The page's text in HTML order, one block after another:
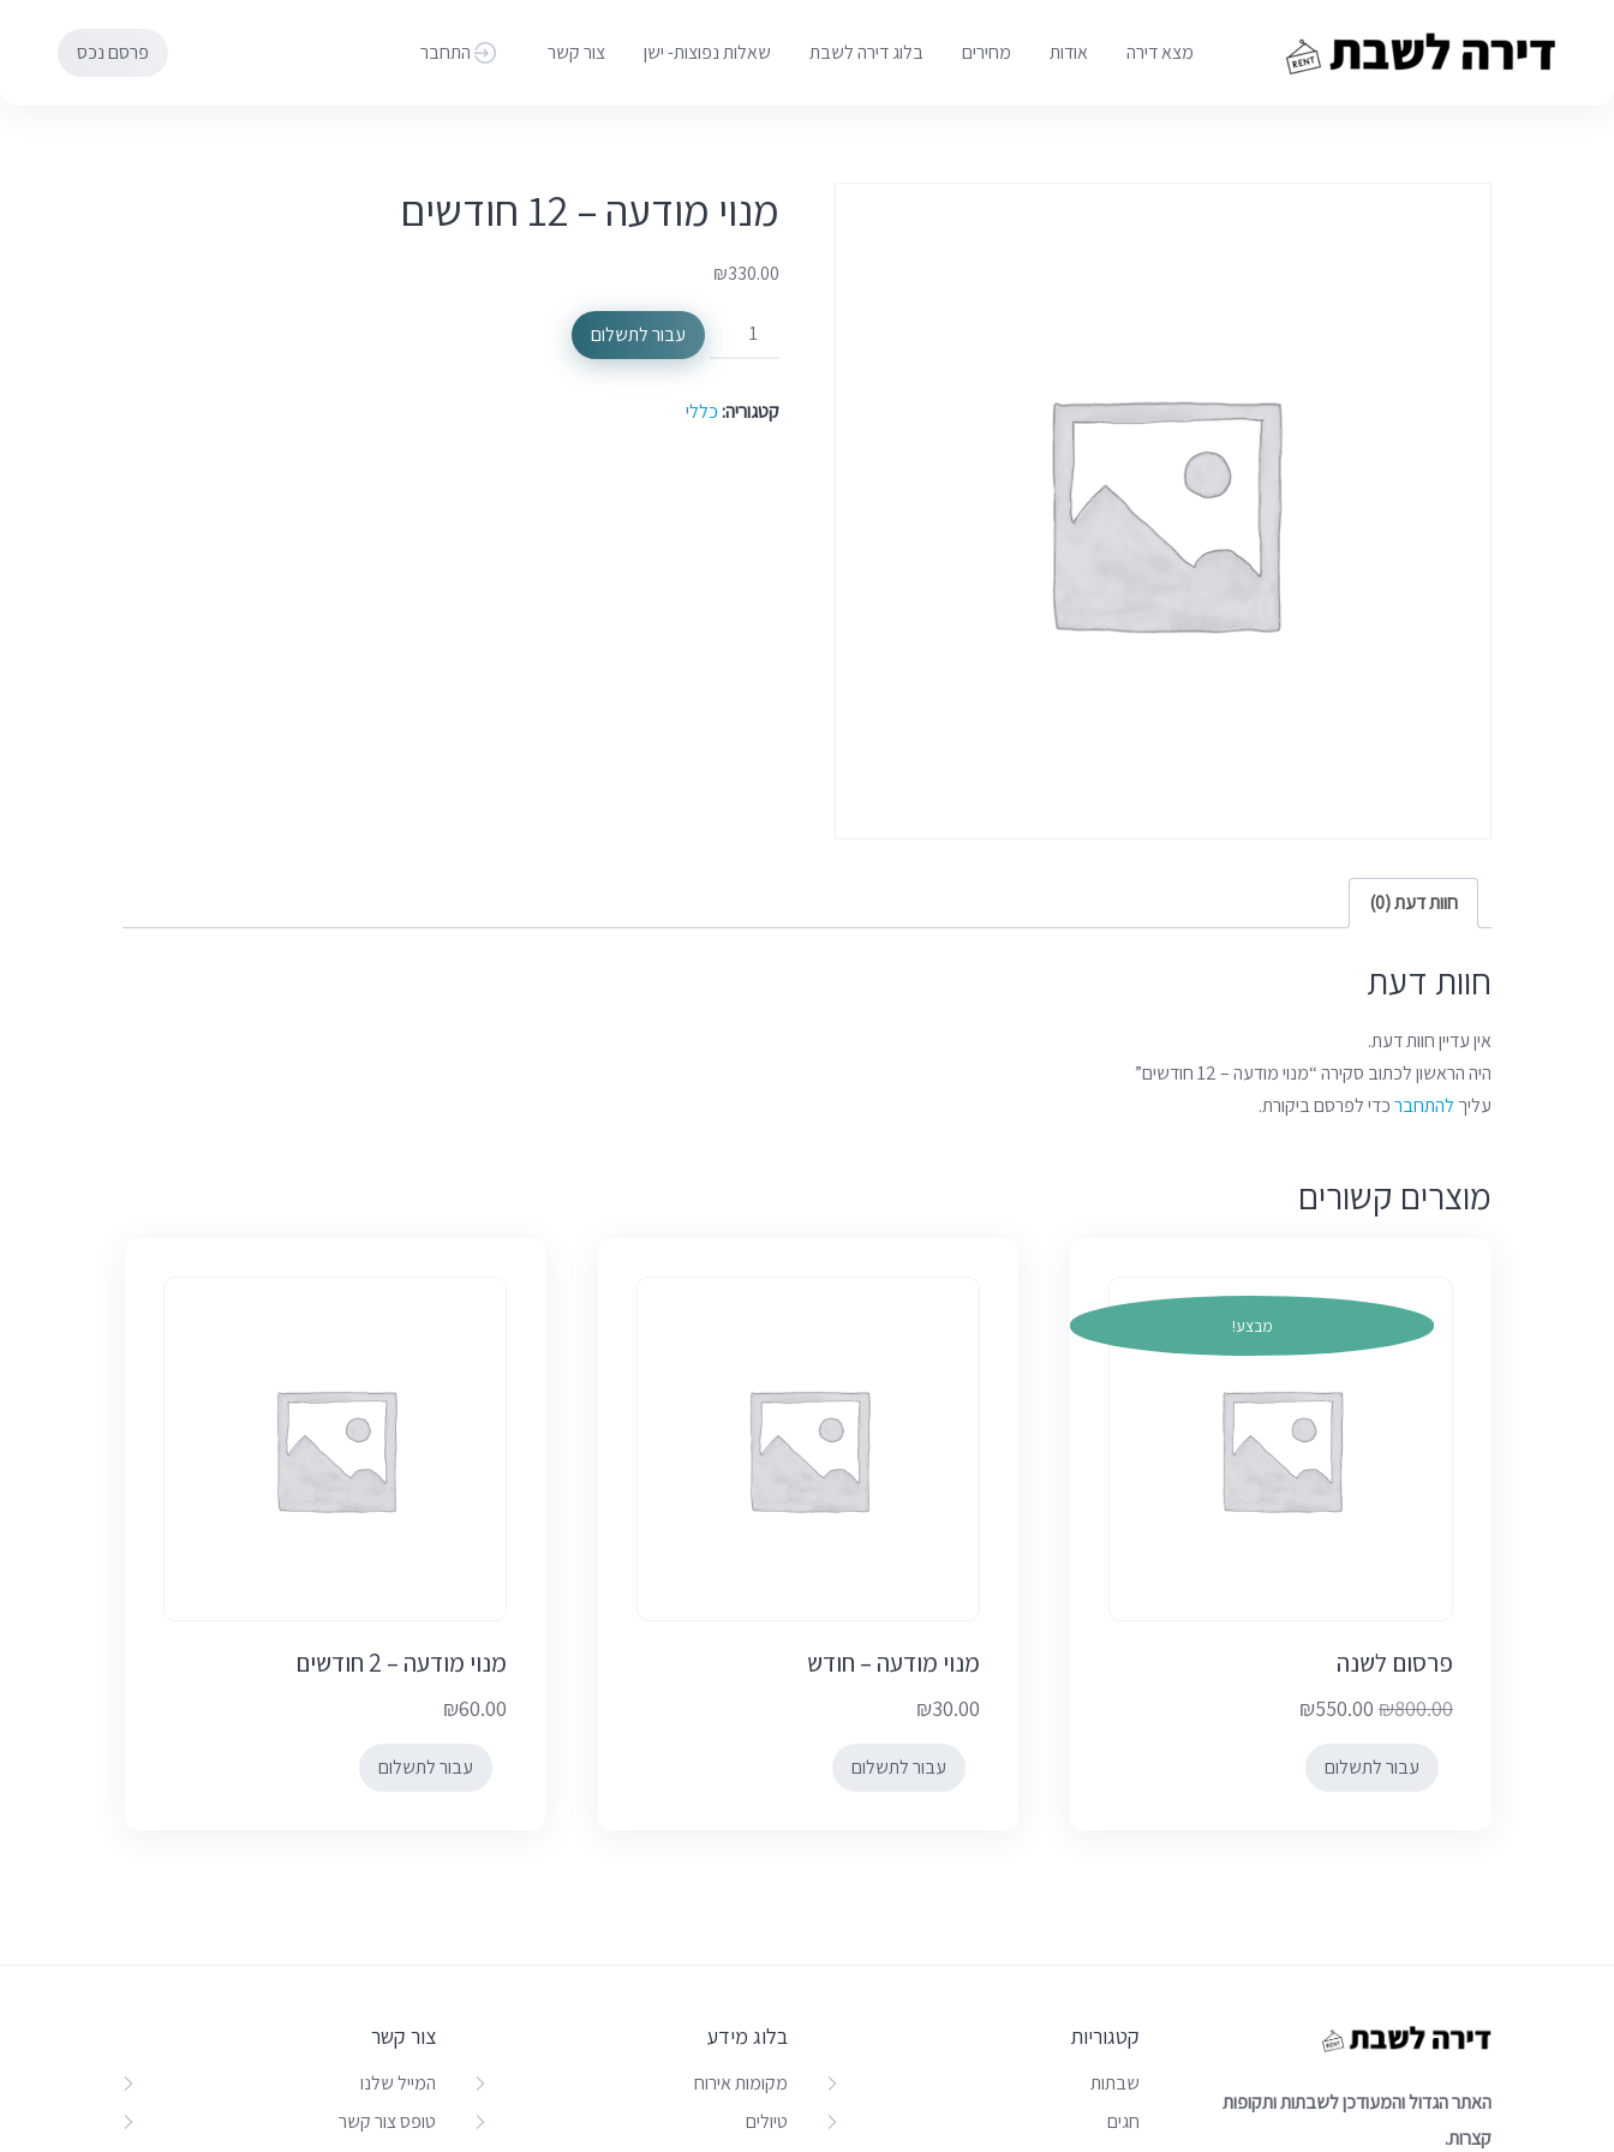
מצא דירה אודות מחירים בלוג דירה לשבת שאלות נפוצות- ישן צור קשר התחבר פרסם נכס
מנוי מודעה – 12 חודשים
₪330.00
כמות
מודעה
עבור לתשלום
קטגוריה:כללי
חוות דעת (0)
חוות דעת
אין עדיין חוות דעת.
היה הראשון לכתוב סקירה “מנוי מודעה – 12 חודשים”
עליך להתחברכדי לפרסם ביקורת.
מוצרים קשורים
מבצע!
פרסום לשנה
₪800.00
המקורי
₪550.00
הנוכחיעבור לתשלום
מנוי מודעה – חודש
₪30.00
עבור לתשלום
מנוי מודעה – 2 חודשים
₪60.00
עבור לתשלום
האתר הגדול והמעודכן לשבתות ותקופות
קצרות.
קטגוריות
שבתות
חגים
בלוג מידע
מקומות אירוח
טיולים
צור קשר
המייל שלנו
טופס צור קשר